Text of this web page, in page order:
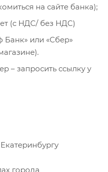
на сайте банка);
(с НДС/ без НДС)
Банк» или «Сбер»
– запросить ссылку у
города